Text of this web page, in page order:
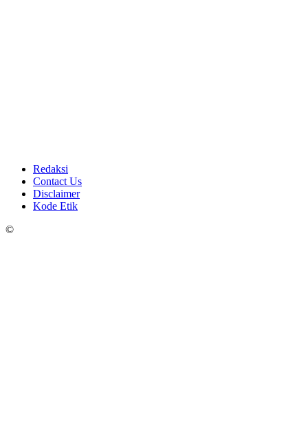
Redaksi
Contact Us
Disclaimer
Kode Etik
©